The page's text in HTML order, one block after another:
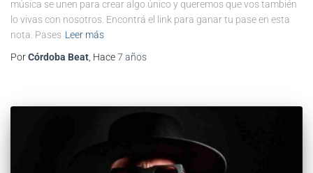
música se unen para crear algo único y queremos que vos también
lo vivas con nosotros. Encontrá el link para ganar tu pase en esta
nota. Pases Leer más
PorCórdoba Beat , Hace7 años